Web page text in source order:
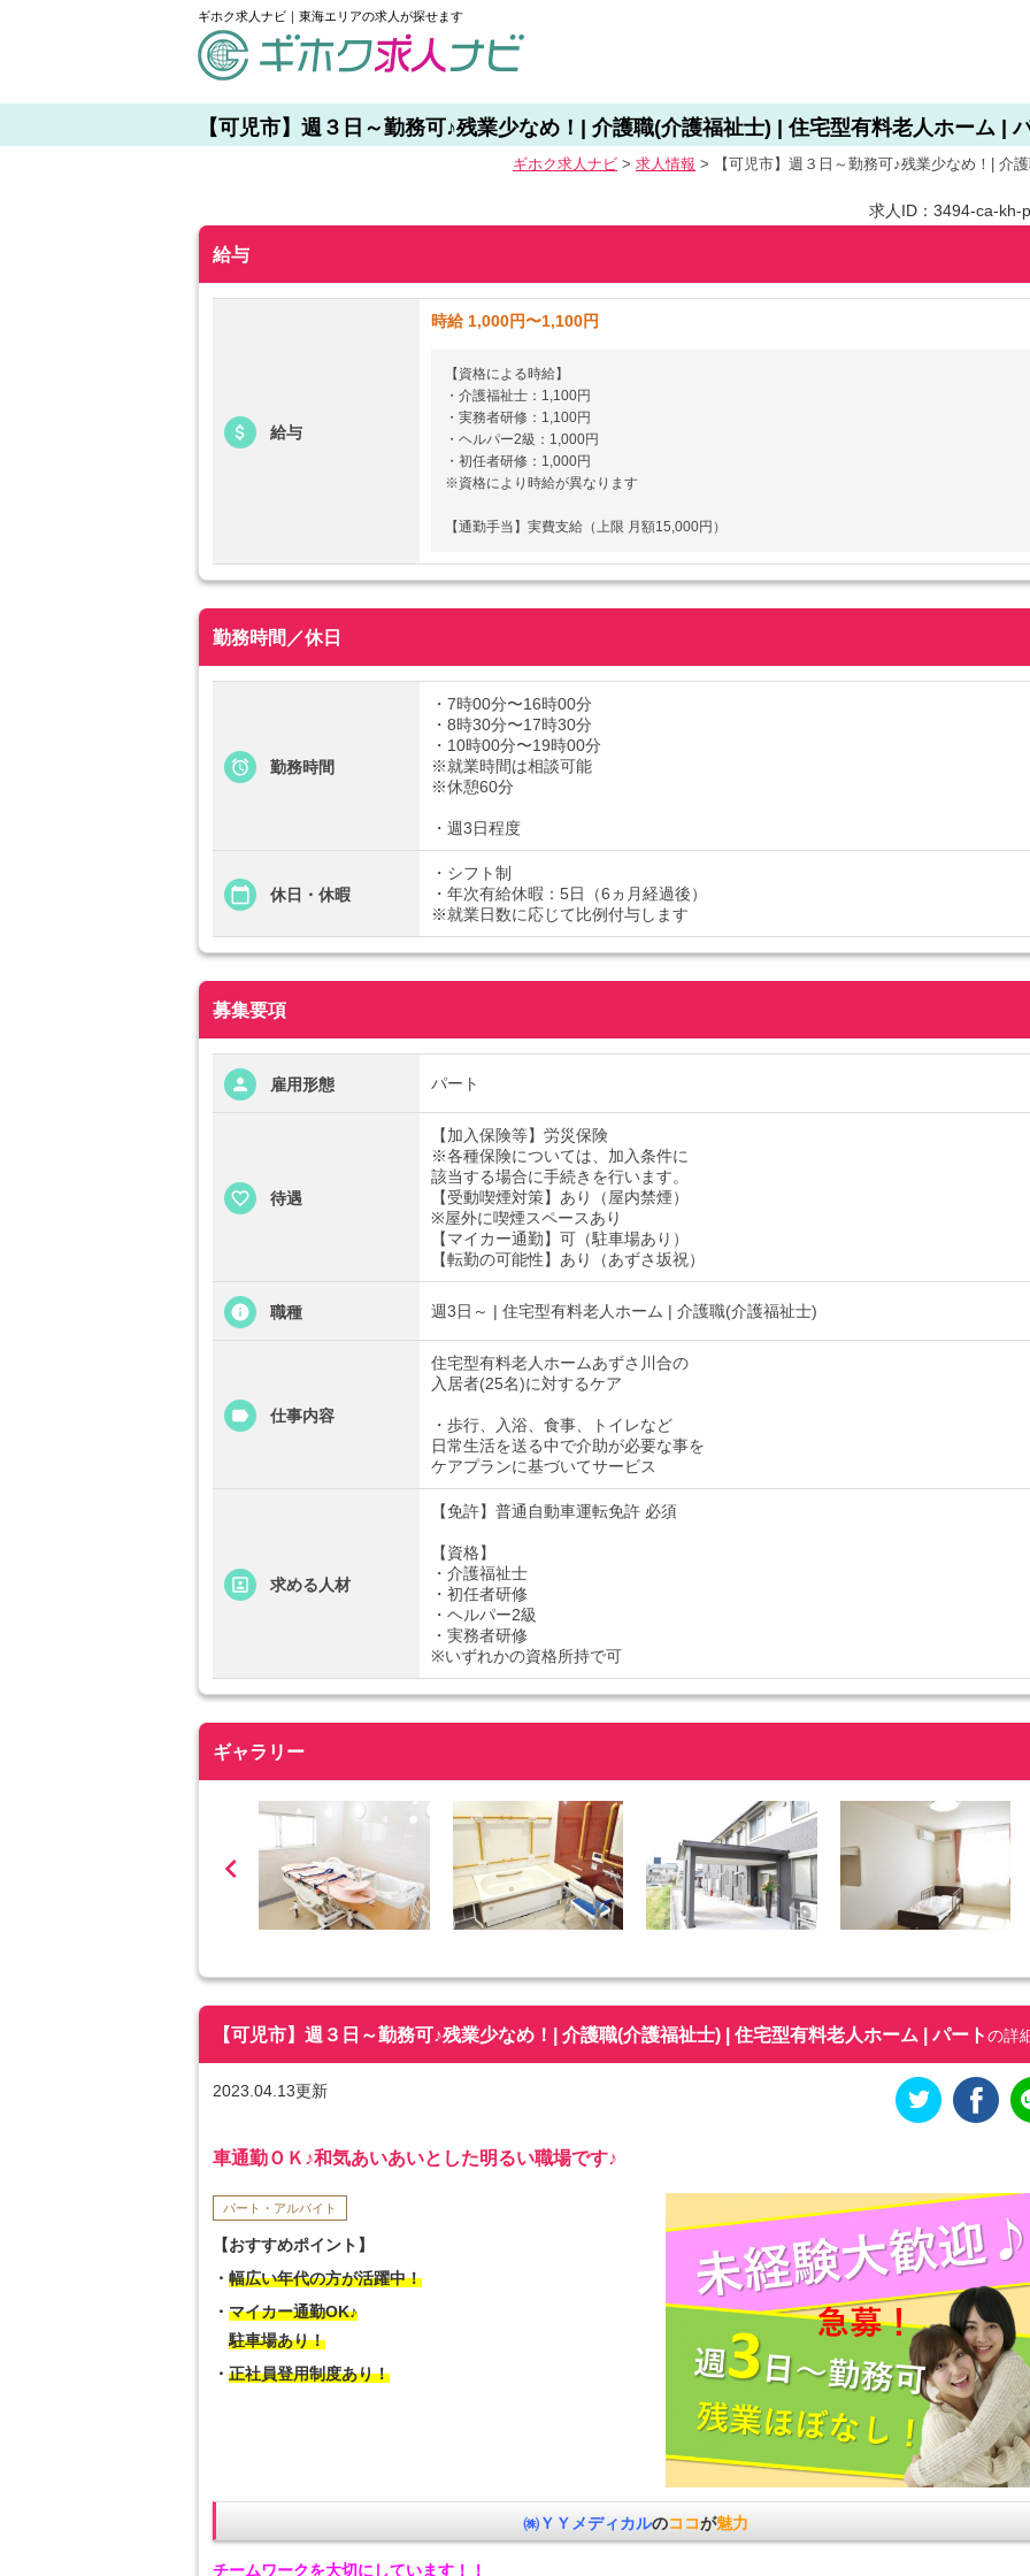
ギホク求人ナビ｜東海エリアの求人が探せます
【可児市】週３日～勤務可♪残業少なめ！| 介護職(介護福祉士) | 住宅型有料老人ホーム |
ギホク求⼈ナビ > 求人情報 > 【可児市】週３日～勤務可♪残業少なめ！| 介
求人ID：3494-ca-kh-
給与
給与
時給 1,000円〜1,100円
【資格による時給】
・介護福祉士：1,100円
・実務者研修：1,100円
・ヘルパー2級：1,000円
・初任者研修：1,000円
※資格により時給が異なります
【通勤手当】実費支給（上限 月額15,000円）
勤務時間／休日
勤務時間
・7時00分〜16時00分
・8時30分〜17時30分
・10時00分〜19時00分
※就業時間は相談可能
※休憩60分
・週3日程度
休日・休暇
・シフト制
・年次有給休暇：5日（6ヵ月経過後）
※就業日数に応じて比例付与します
募集要項
雇用形態 パート
待遇
【加入保険等】労災保険
※各種保険については、加入条件に
該当する場合に手続きを行います。
【受動喫煙対策】あり（屋内禁煙）
※屋外に喫煙スペースあり
【マイカー通勤】可（駐車場あり）
【転勤の可能性】あり（あずさ坂祝）
職種 週3日～ | 住宅型有料老人ホーム | 介護職(介護福祉士)
仕事内容
住宅型有料老人ホームあずさ川合の
入居者(25名)に対するケア
・歩行、入浴、食事、トイレなど
日常生活を送る中で介助が必要な事を
ケアプランに基づいてサービス
求める人材
【免許】普通自動車運転免許 必須
【資格】
・介護福祉士
・初任者研修
・ヘルパー2級
・実務者研修
※いずれかの資格所持で可
ギャラリー

【可児市】週３日～勤務可♪残業少なめ！| 介護職(介護福祉士) | 住宅型有料老人ホーム | パートの詳
2023.04.13更新
車通勤ＯＫ♪和気あいあいとした明るい職場です♪
パート・アルバイト
【おすすめポイント】
・ 幅広い年代の方が活躍中！
・ マイカー通勤OK♪
駐車場あり！
・ 正社員登用制度あり！
㈱ＹＹメディカルのココが魅力
チームワークを大切にしています！！